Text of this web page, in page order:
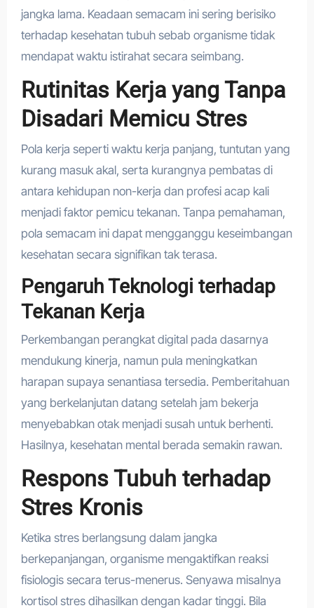
jangka lama. Keadaan semacam ini sering berisiko
terhadap kesehatan tubuh sebab organisme tidak
mendapat waktu istirahat secara seimbang.
Rutinitas Kerja yang Tanpa
Disadari Memicu Stres
Pola kerja seperti waktu kerja panjang, tuntutan yang
kurang masuk akal, serta kurangnya pembatas di
antara kehidupan non-kerja dan profesi acap kali
menjadi faktor pemicu tekanan. Tanpa pemahaman,
pola semacam ini dapat mengganggu keseimbangan
kesehatan secara signifikan tak terasa.
Pengaruh Teknologi terhadap
Tekanan Kerja
Perkembangan perangkat digital pada dasarnya
mendukung kinerja, namun pula meningkatkan
harapan supaya senantiasa tersedia. Pemberitahuan
yang berkelanjutan datang setelah jam bekerja
menyebabkan otak menjadi susah untuk berhenti.
Hasilnya, kesehatan mental berada semakin rawan.
Respons Tubuh terhadap
Stres Kronis
Ketika stres berlangsung dalam jangka
berkepanjangan, organisme mengaktifkan reaksi
fisiologis secara terus-menerus. Senyawa misalnya
kortisol stres dihasilkan dengan kadar tinggi. Bila